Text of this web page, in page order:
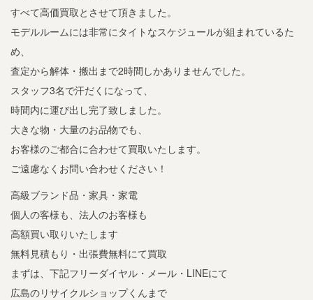
すべて高価買取とさせて頂きました。
モデルルームには非常にタイトなスケジュールが組まれているた
め、
査定から解体・搬出まで2時間しかありませんでした。
スタッフ3名で汗だくになって、
時間内に運び出し完了致しました。
大きな物・大量のお品物でも、
お客様のご都合に合わせて買取いたします。
ご遠慮なくお問い合わせください！
高級ブランド品・家具・家電
個人の客様も、法人のお客様も
高額買い取りいたします
無料見積もり・出張費無料にて買取
まずは、下記フリーダイヤル・メール・LINEにて
広島のリサイクルショップくんまで